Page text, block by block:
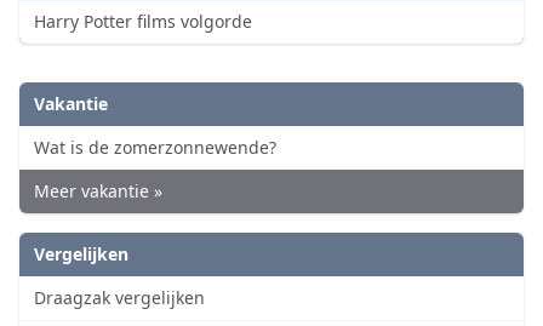
Harry Potter films volgorde
Vakantie
Wat is de zomerzonnewende?
Meer vakantie »
Vergelijken
Draagzak vergelijken